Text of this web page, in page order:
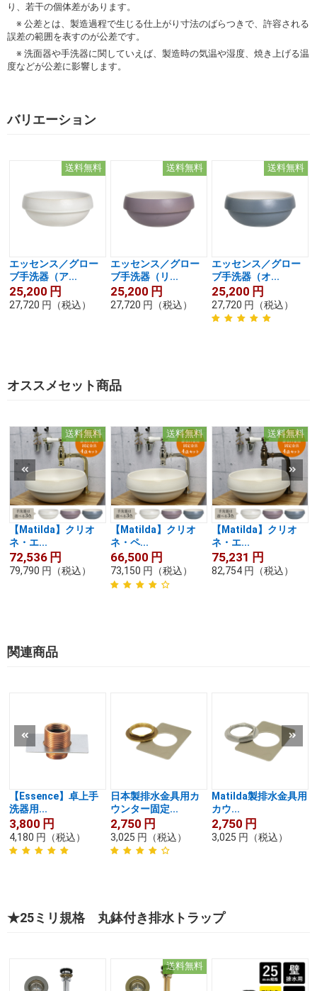
り、若干の個体差があります。
※ 公差とは、製造過程で生じる仕上がり寸法のばらつきで、許容される
誤差の範囲を表すのが公差です。
※ 洗面器や手洗器に関していえば、製造時の気温や湿度、焼き上げる温
度などが公差に影響します。
バリエーション
送料無料
エッセンス／グロー
ブ手洗器（ア...
25,200 円
27,720 円 （税込）
送料無料
エッセンス／グロー
ブ手洗器（リ...
25,200 円
27,720 円 （税込）
送料無料
エッセンス／グロー
ブ手洗器（オ...
25,200 円
27,720 円 （税込）
オススメセット商品
送料無料
【Matilda】クリオ
ネ・エ...
72,536 円
79,790 円 （税込）
送料無料
【Matilda】クリオ
ネ・ペ...
66,500 円
73,150 円 （税込）
送料無料
【Matilda】クリオ
ネ・エ...
75,231 円
82,754 円 （税込）
関連商品
【Essence】卓上手
洗器用...
3,800 円
4,180 円 （税込）
日本製排水金具用カ
ウンター固定...
2,750 円
3,025 円 （税込）
Matilda製排水金具用
カウ...
2,750 円
3,025 円 （税込）
★25ミリ規格 丸鉢付き排水トラップ
送料無料